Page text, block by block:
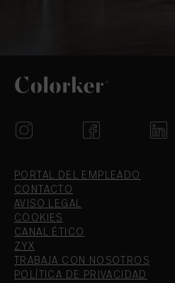
PORTAL DEL EMPLEADO
CONTACTO
AVISO LEGAL
COOKIES
CANAL ÉTICO
ZYX
TRABAJA CON NOSOTROS
POLÍTICA DE PRIVACIDAD